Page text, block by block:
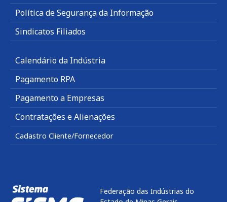
Política de Segurança da Informação
Sindicatos Filiados
Calendário da Indústria
Pagamento RPA
Pagamento a Empresas
Contratações e Alienações
Cadastro Cliente/Fornecedor
Federação das Indústrias do